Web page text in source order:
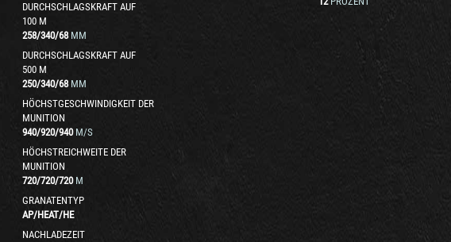
DURCHSCHLAGSKRAFT AUF
100 M
258/340/68 MM
DURCHSCHLAGSKRAFT AUF
500 M
250/340/68 MM
HÖCHSTGESCHWINDIGKEIT DER
MUNITION
940/920/940 M/S
HÖCHSTREICHWEITE DER
MUNITION
720/720/720 M
GRANATENTYP
AP/HEAT/HE
NACHLADEZEIT